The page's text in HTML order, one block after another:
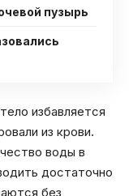
пузырь
избавляется
из крови.
воды в
достаточно
без